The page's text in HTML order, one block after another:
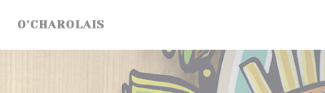
O'CHAROLAIS